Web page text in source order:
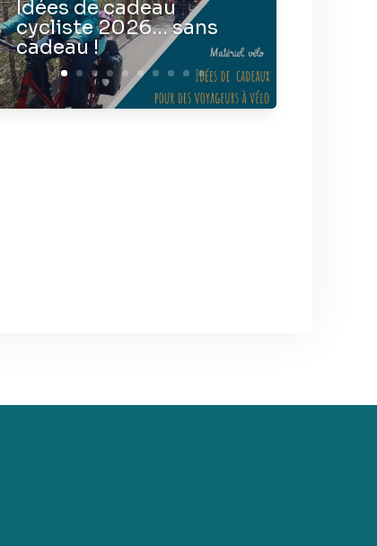
Idées de cadeau
cycliste 2026… sans
cadeau !